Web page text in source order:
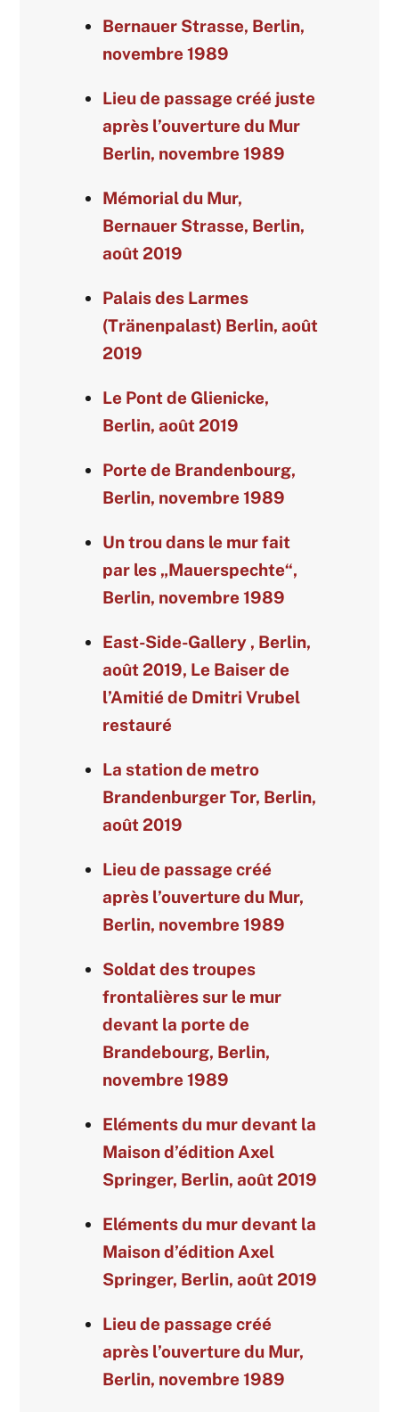
Bernauer Strasse, Berlin,
novembre 1989
Lieu de passage créé juste
après l’ouverture du Mur
Berlin, novembre 1989
Mémorial du Mur,
Bernauer Strasse, Berlin,
août 2019
Palais des Larmes
(Tränenpalast) Berlin, août
2019
Le Pont de Glienicke,
Berlin, août 2019
Porte de Brandenbourg,
Berlin, novembre 1989
Un trou dans le mur fait
par les „Mauerspechte“,
Berlin, novembre 1989
East-Side-Gallery , Berlin,
août 2019, Le Baiser de
l’Amitié de Dmitri Vrubel
restauré
La station de metro
Brandenburger Tor, Berlin,
août 2019
Lieu de passage créé
après l’ouverture du Mur,
Berlin, novembre 1989
Soldat des troupes
frontalières sur le mur
devant la porte de
Brandebourg, Berlin,
novembre 1989
Eléments du mur devant la
Maison d’édition Axel
Springer, Berlin, août 2019
Eléments du mur devant la
Maison d’édition Axel
Springer, Berlin, août 2019
Lieu de passage créé
après l’ouverture du Mur,
Berlin, novembre 1989